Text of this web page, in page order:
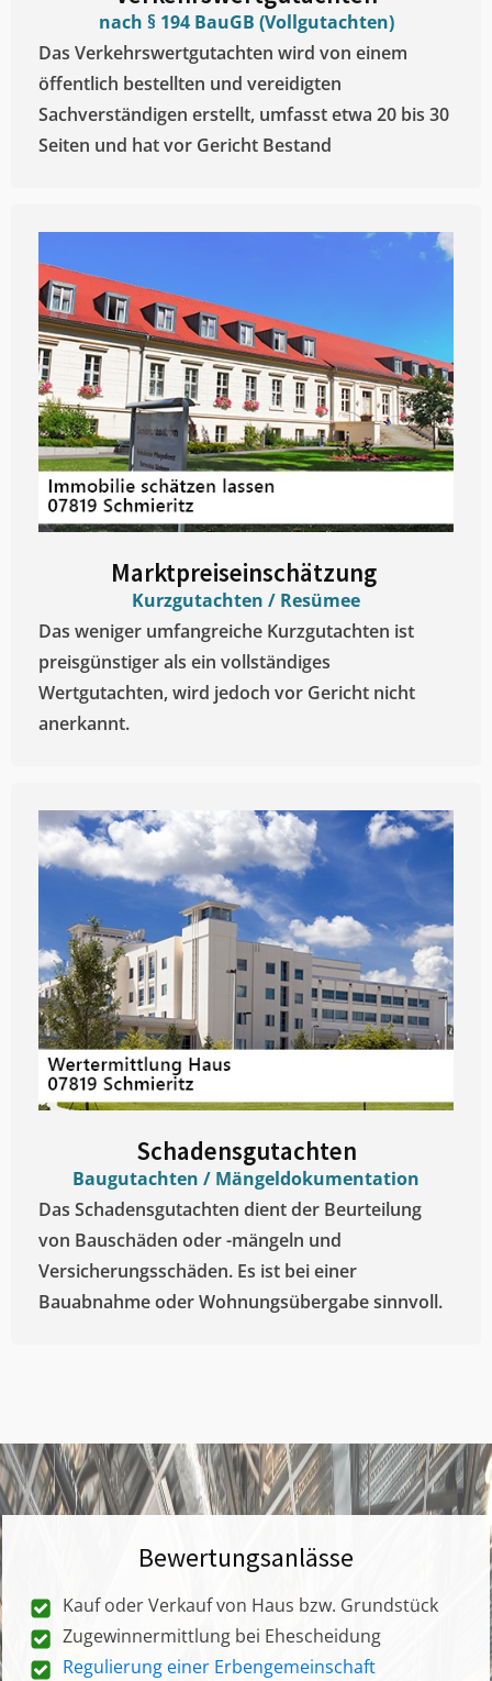
nach § 194 BauGB (Vollgutachten)
Das Verkehrswertgutachten wird von einem
öffentlich bestellten und vereidigten
Sachverständigen erstellt, umfasst etwa 20 bis 30
Seiten und hat vor Gericht Bestand
Marktpreiseinschätzung ​
Kurzgutachten / Resümee
Das weniger umfangreiche Kurzgutachten ist
preisgünstiger als ein vollständiges
Wertgutachten, wird jedoch vor Gericht nicht
anerkannt.
Schadensgutachten
Baugutachten / Mängeldokumentation
Das Schadensgutachten dient der Beurteilung
von Bauschäden oder -mängeln und
Versicherungsschäden. Es ist bei einer
Bauabnahme oder Wohnungsübergabe sinnvoll.
Bewertungsanlässe
Kauf oder Verkauf von Haus bzw. Grundstück
Zugewinnermittlung bei Ehescheidung
Regulierung einer Erbengemeinschaft